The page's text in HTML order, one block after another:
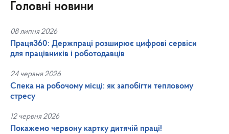
Головні новини
08 липня 2026
Праця360: Держпраці розширює цифрові сервіси
для працівників і роботодавців
24 червня 2026
Спека на робочому місці: як запобігти тепловому
стресу
12 червня 2026
Покажемо червону картку дитячій праці!